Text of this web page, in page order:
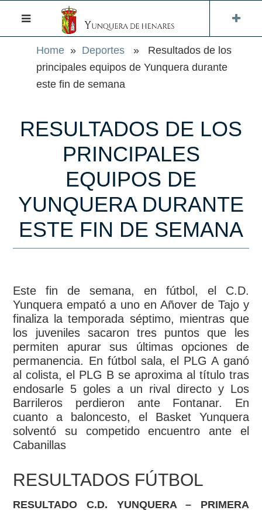
Home » Deportes » Resultados de los
principales equipos de Yunquera durante
este fin de semana
RESULTADOS DE LOS
PRINCIPALES
EQUIPOS DE
YUNQUERA DURANTE
ESTE FIN DE SEMANA
Este fin de semana, en fútbol, el C.D.
Yunquera empató a uno en Añover de Tajo y
finaliza la temporada séptimo, mientras que
los juveniles sacaron tres puntos que les
permiten apurar sus últimas opciones de
permanencia. En fútbol sala, el PLG A ganó
al colista, el PLG B se aproxima al título tras
endosarle 5 goles a un rival directo y Los
Barrileros perdieron ante Fontanar. En
cuanto a baloncesto, el Basket Yunquera
solventó su competido encuentro ante el
Cabanillas
RESULTADOS FÚTBOL
RESULTADO C.D. YUNQUERA – PRIMERA